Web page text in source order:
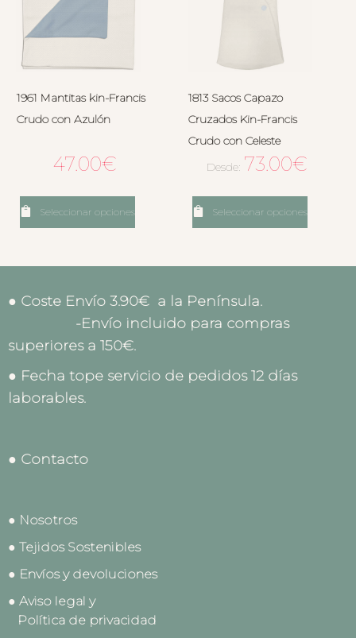
1961 Mantitas kin-Francis
Crudo con Azulón
47.00€
Seleccionar opciones
1813 Sacos Capazo
Cruzados Kin-Francis
Crudo con Celeste
Desde: 73.00€
Seleccionar opciones
● Coste Envío 3.90€ a la Península.
-Envío incluido para compras
superiores a 150€.
● Fecha tope servicio de pedidos 12 días
laborables.
● Contacto
● Nosotros
● Tejidos Sostenibles
● Envíos y devoluciones
● Aviso legal y
Política de privacidad